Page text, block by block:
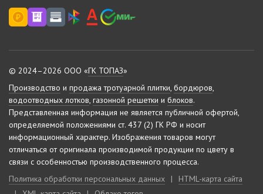
© 2024–2026 ООО «ГК ТОПАЗ»
Производство и продажа тротуарной плитки, бордюров,
водоотводных лотков, газонной решетки и блоков.
Представленная информация не является публичной офертой,
определяемой положениями ст. 437 (2) ГК РФ и носит
информационный характер. Изображения товаров могут
отличаться от оригинала производимой продукции по цвету в
связи с особенностью производственного процесса.
Политика обработки персональных данных
|
HTML-карта сайта